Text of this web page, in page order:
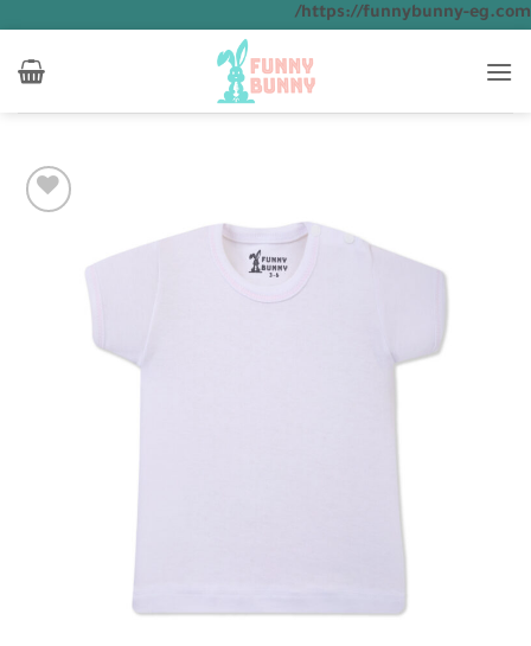
https://funnybunny-eg.com/ تخطي
للمحتوى